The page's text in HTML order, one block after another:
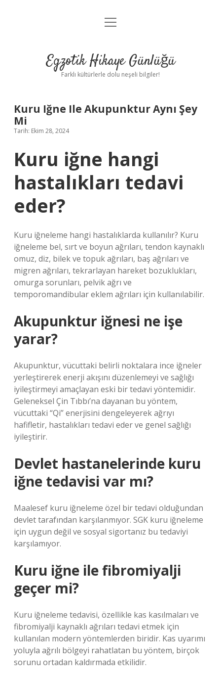
Anasayfa
Yasal Uyarı
menüyü
Egzotik Hikaye Günlüğü
Farklı kültürlerle dolu neşeli bilgiler!
Kuru Iğne Ile Akupunktur Aynı Şey
Mi
Tarih: Ekim 28, 2024
Kuru iğne hangi
hastalıkları tedavi
eder?
Kuru iğneleme hangi hastalıklarda kullanılır? Kuru
iğneleme bel, sırt ve boyun ağrıları, tendon kaynaklı
omuz, diz, bilek ve topuk ağrıları, baş ağrıları ve
migren ağrıları, tekrarlayan hareket bozuklukları,
omurga sorunları, pelvik ağrı ve
temporomandibular eklem ağrıları için kullanılabilir.
Akupunktur iğnesi ne işe
yarar?
Akupunktur, vücuttaki belirli noktalara ince iğneler
yerleştirerek enerji akışını düzenlemeyi ve sağlığı
iyileştirmeyi amaçlayan eski bir tedavi yöntemidir.
Geleneksel Çin Tıbbı’na dayanan bu yöntem,
vücuttaki “Qi” enerjisini dengeleyerek ağrıyı
hafifletir, hastalıkları tedavi eder ve genel sağlığı
iyileştirir.
Devlet hastanelerinde kuru
iğne tedavisi var mı?
Maalesef kuru iğneleme özel bir tedavi olduğundan
devlet tarafından karşılanmıyor. SGK kuru iğneleme
için uygun değil ve sosyal sigortanız bu tedaviyi
karşılamıyor.
Kuru iğne ile fibromiyalji
geçer mi?
Kuru iğneleme tedavisi, özellikle kas kasılmaları ve
fibromiyalji kaynaklı ağrıları tedavi etmek için
kullanılan modern yöntemlerden biridir. Kas uyarımı
yoluyla ağrılı bölgeyi rahatlatan bu yöntem, birçok
sorunu ortadan kaldırmada etkilidir.